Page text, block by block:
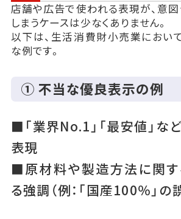
店舗や広告で使われる表現が、意
しまうケースは少なくありません。
以下は、生活消費財小売業におい
な例です。
① 不当な優良表示の例
■「業界No.1」「最安値」な
表現
■原材料や製造方法に関
る強調（例：「国産100％」の